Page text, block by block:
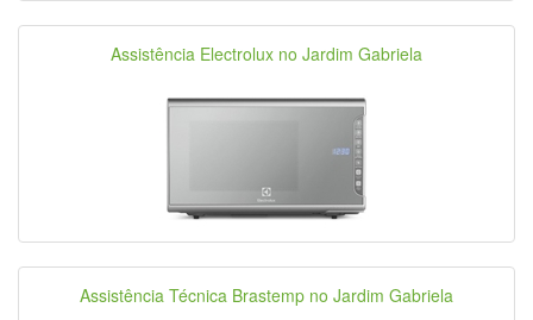
Assistência Electrolux no Jardim Gabriela
Assistência Técnica Brastemp no Jardim Gabriela